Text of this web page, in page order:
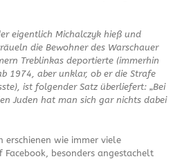
eigentlich Michalczyk hieß und
die Bewohner des Warschauer
Treblinkas deportierte (immerhin
1974, aber unklar, ob er die Strafe
ist folgender Satz überliefert: „Bei
Juden hat man sich gar nichts dabei
erschienen wie immer viele
Facebook, besonders angestachelt